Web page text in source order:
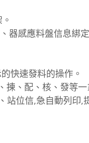
器感應料盤信息綁
快速發料的操作。
揀、配、核、發等
站位信,急自動列印,